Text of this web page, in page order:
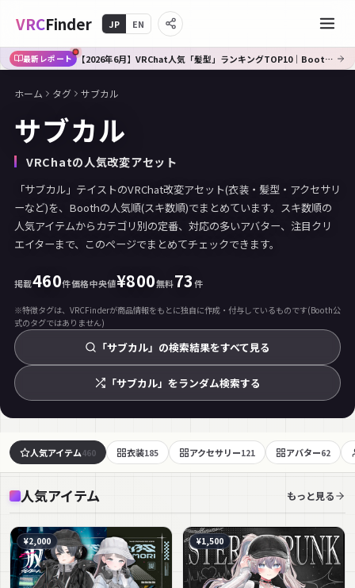
VRCFinder JP EN
最新レポート 【2026年6月】VRChat人気「髪型」ランキングTOP10｜Booth傾向分析
ホーム タグ サブカル
サブカル
VRChatの人気改変アセット
「サブカル」テイストのVRChat改変アセット(衣装・髪型・アクセサリ
ーなど)を、Boothの人気順(スキ数順)でまとめています。スキ数順の
人気アイテムからカテゴリ別の定番、対応の多いアバター、注目クリ
エイターまで、このページでまとめてチェックできます。
掲載460件価格中央値¥800無料73件
※特徴タグは、VRCFinderが商品情報をもとに独自に作成・付与しているものです(Booth公
式のタグではありません)
「サブカル」の検索結果をすべて見る
「サブカル」をランダム検索する
人気アイテム460 衣装185 アクセサリー121 アバター62
人気アイテム もっと見る
¥2,000 ¥1,500